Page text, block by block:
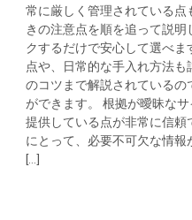
常に厳しく管理されている点
きの注意点を順を追って説
クするだけで安心して選べ
点や、日常的な手入れ方法
のコツまで解説されているの
ができます。 根拠が曖昧な
提供している点が非常に信
にとって、必要不可欠な情報
[...]